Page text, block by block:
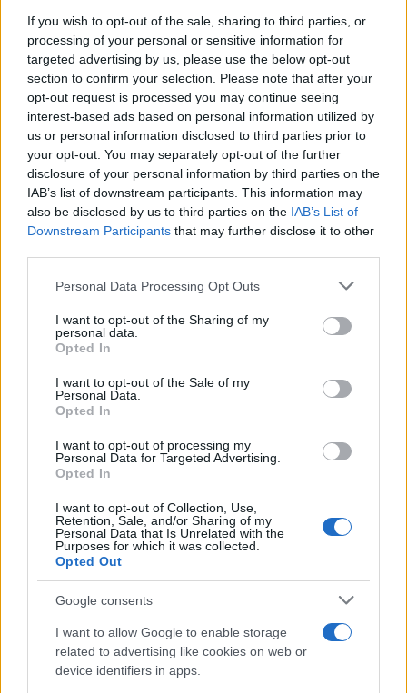
If you wish to opt-out of the sale, sharing to third parties, or
processing of your personal or sensitive information for
targeted advertising by us, please use the below opt-out
section to confirm your selection. Please note that after your
opt-out request is processed you may continue seeing
interest-based ads based on personal information utilized by
us or personal information disclosed to third parties prior to
your opt-out. You may separately opt-out of the further
disclosure of your personal information by third parties on the
IAB’s list of downstream participants. This information may
also be disclosed by us to third parties on the IAB’s List of
Downstream Participants that may further disclose it to other
Please note that this website/app uses one or more Google
not limited to your visit or usage behaviour. You may click to
grant or deny consent to Google and its third-party tags to
use your data for below specified purposes in below Google
consent section.
Personal Data Processing Opt Outs
I want to opt-out of the Sharing of my
personal data.
Opted In
I want to opt-out of the Sale of my
Personal Data.
Opted In
I want to opt-out of processing my
Personal Data for Targeted Advertising.
Opted In
I want to opt-out of Collection, Use,
Retention, Sale, and/or Sharing of my
Personal Data that Is Unrelated with the
Purposes for which it was collected.
Opted Out
Google consents
I want to allow Google to enable storage
related to advertising like cookies on web or
device identifiers in apps.
Inviaci le tue segnalazioni,
i tuoi video e le tue foto
Su WhatsApp al numero +39
345 356 7512
Ricevi le nostre ultime news
daGoogle News
Condividi l'articolo
F
a
ce
b
o
o
k
w
it
te
r
n
re
h
s
p
p
h
re
Prossimo articolo
NOTIZIE RECENTI
Controlli rafforzati in Costa Smeralda, 20
arresti e 135 denunce
Tre milioni di euro dalla Provincia Gallura per
nuove aule nelle scuole di Olbia